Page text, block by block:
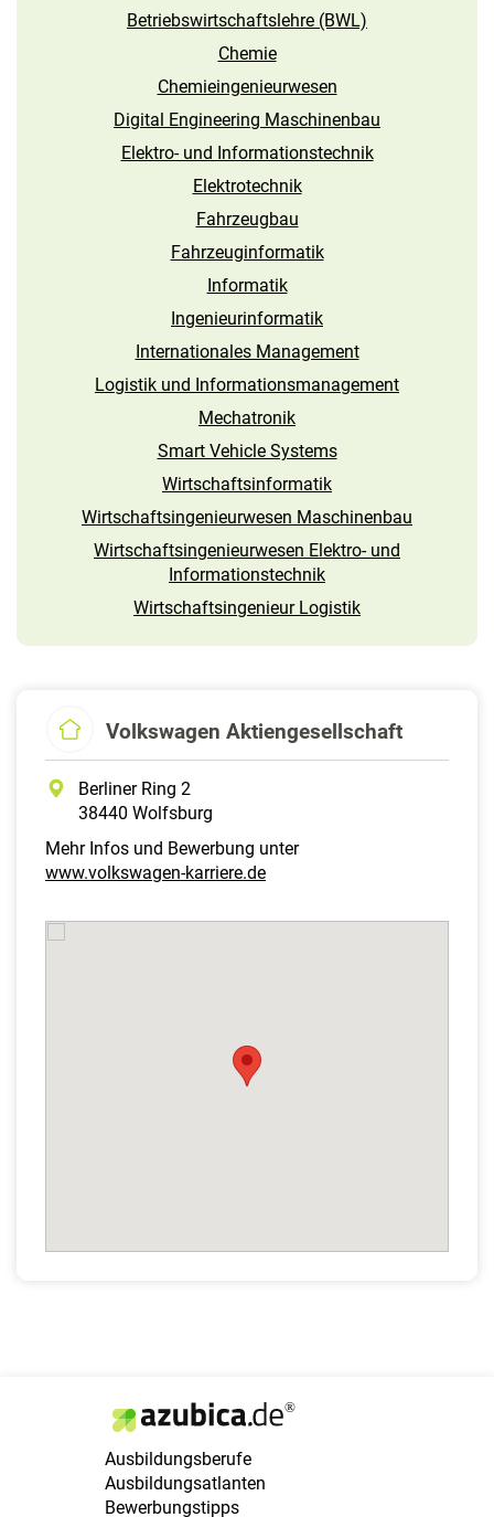
Betriebswirtschaftslehre (BWL)
Chemie
Chemieingenieurwesen
Digital Engineering Maschinenbau
Elektro- und Informations­technik
Elektrotechnik
Fahrzeugbau
Fahrzeuginformatik
Informatik
Ingenieur­informatik
Internationales Management
Logistik und Informations­management
Mechatronik
Smart Vehicle Systems
Wirtschaftsinformatik
Wirtschaftsingenieurwesen Maschinenbau
Wirtschaftsingenieurwesen Elektro- und
Informations­technik
Wirtschaftsingenieur Logistik
Volkswagen Aktiengesellschaft
Berliner Ring 2
38440 Wolfsburg
Mehr Infos und Bewerbung unter
www.volkswagen-karriere.de
Ausbildungsberufe
Ausbildungsatlanten
Bewerbungstipps